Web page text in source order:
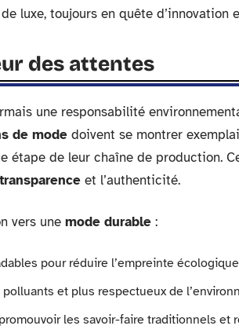
luxe, toujours en quête d’innovation
des attentes
une responsabilité
de mode doivent se montrer
étape de leur chaîne de production.
transparence et l’authenticité.
vers une mode durable :
pour réduire l’empreinte
et plus respectueux de
les savoir-faire traditionnels et